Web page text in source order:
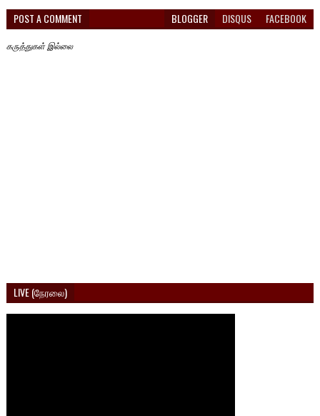
POST A COMMENT BLOGGER DISQUS FACEBOOK
கருத்துகள் இல்லை
LIVE (நேரலை)